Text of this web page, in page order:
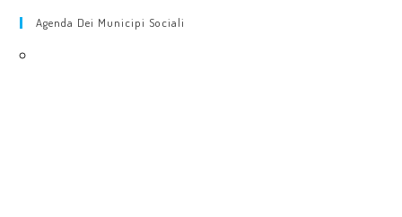
Agenda Dei Municipi Sociali